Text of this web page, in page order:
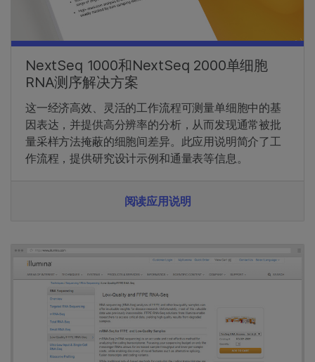
NextSeq 1000和NextSeq 2000单细胞
RNA测序解决方案
这一经济高效、灵活的工作流程可测量单细胞中的基
因表达，并提供高分辨率的分析，从而发现通常被批
量采样方法掩蔽的细胞间差异。此应用说明简介了工
作流程，提供研究设计示例和通量表等信息。
阅读应用说明